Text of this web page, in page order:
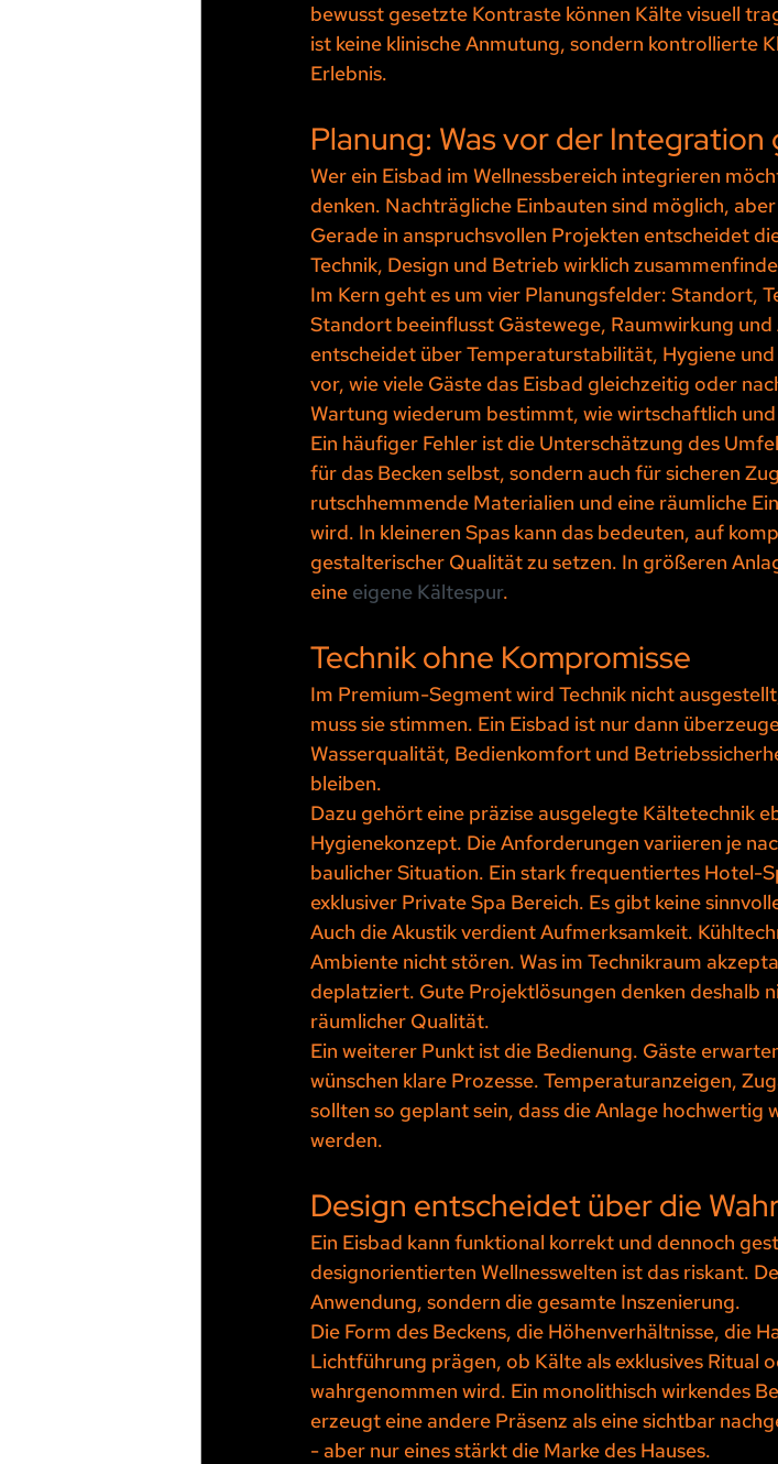
bewusst gesetzte Kontraste können Kälte visuell
ist keine klinische Anmutung, sondern kontrollierte
Erlebnis.
Planung: Was vor der Integration
Wer ein Eisbad im Wellnessbereich integrieren
denken. Nachträgliche Einbauten sind möglich,
Gerade in anspruchsvollen Projekten entscheidet
Technik, Design und Betrieb wirklich
Im Kern geht es um vier Planungsfelder: Standort,
Standort beeinflusst Gästewege, Raumwirkung und
entscheidet über Temperaturstabilität, Hygiene
vor, wie viele Gäste das Eisbad gleichzeitig oder
Wartung wiederum bestimmt, wie wirtschaftlich
Ein häufiger Fehler ist die Unterschätzung des
für das Becken selbst, sondern auch für sicheren
rutschhemmende Materialien und eine räumliche
wird. In kleineren Spas kann das bedeuten, auf
gestalterischer Qualität zu setzen. In größeren
eine eigene Kältespur.
Technik ohne Kompromisse
Im Premium-Segment wird Technik nicht
muss sie stimmen. Ein Eisbad ist nur dann
Wasserqualität, Bedienkomfort und
bleiben.
Dazu gehört eine präzise ausgelegte Kältetechnik
Hygienekonzept. Die Anforderungen variieren je
baulicher Situation. Ein stark frequentiertes Hotel-
exklusiver Private Spa Bereich. Es gibt keine
Auch die Akustik verdient Aufmerksamkeit.
Ambiente nicht stören. Was im Technikraum
deplatziert. Gute Projektlösungen denken deshalb
räumlicher Qualität.
Ein weiterer Punkt ist die Bedienung. Gäste
wünschen klare Prozesse. Temperaturanzeigen,
sollten so geplant sein, dass die Anlage
werden.
Design entscheidet über die
Ein Eisbad kann funktional korrekt und dennoch
designorientierten Wellnesswelten ist das riskant.
Anwendung, sondern die gesamte Inszenierung.
Die Form des Beckens, die Höhenverhältnisse, die
Lichtführung prägen, ob Kälte als exklusives Ritual
wahrgenommen wird. Ein monolithisch wirkendes
erzeugt eine andere Präsenz als eine sichtbar
- aber nur eines stärkt die Marke des Hauses.